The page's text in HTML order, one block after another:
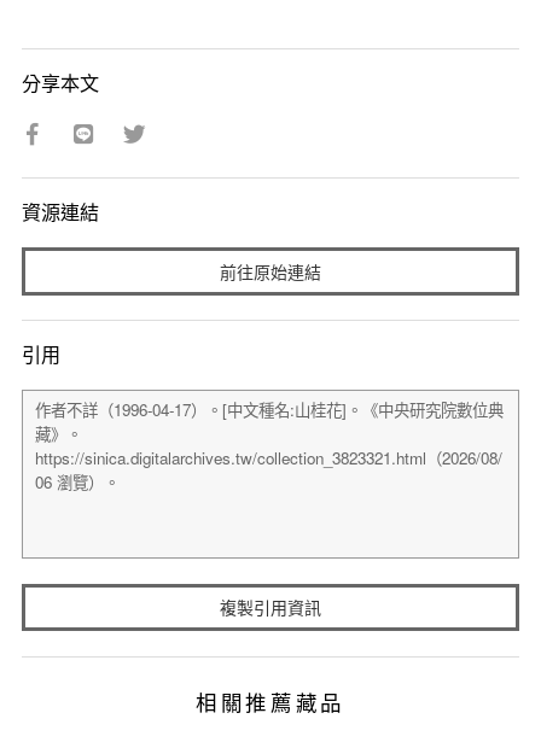
分享本文
資源連結
前往原始連結
引用
複製引用資訊
相關推薦藏品